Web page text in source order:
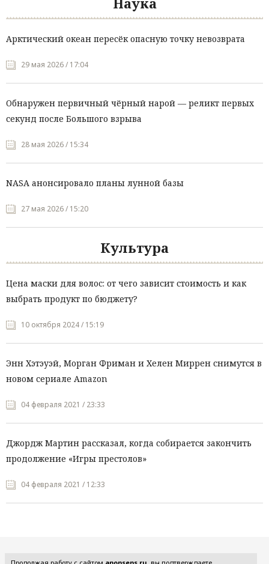
Арктический океан пересёк опасную точку невозврата
29 мая 2026 / 17:04
Обнаружен первичный чёрный нарой — реликт первых
секунд после Большого взрыва
28 мая 2026 / 15:34
NASA анонсировало планы лунной базы
27 мая 2026 / 15:20
Культура
Цена маски для волос: от чего зависит стоимость и как
выбрать продукт по бюджету?
10 октября 2024 / 15:19
Энн Хэтэуэй, Морган Фриман и Хелен Миррен снимутся в
новом сериале Amazon
04 февраля 2021 / 23:33
Джордж Мартин рассказал, когда собирается закончить
продолжение «Игры престолов»
04 февраля 2021 / 12:33